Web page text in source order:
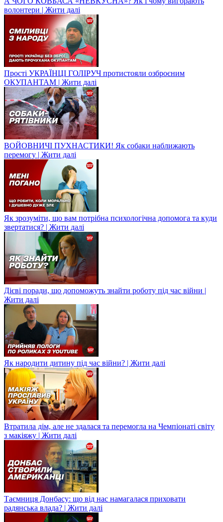
волонтери | Жити далі
Прості УКРАЇНЦІ ГОЛІРУЧ протистояли озброєним
ОКУПАНТАМ | Жити далі
ВОЙОВНИЧІ ПУХНАСТИКИ! Як собаки наближають
перемогу | Жити далі
Як зрозуміти, що вам потрібна психологічна допомога та куди
звертатися? | Жити далі
Дієві поради, що допоможуть знайти роботу під час війни |
Жити далі
Як народити дитину під час війни? | Жити далі
Втратила дім, але не здалася та перемогла на Чемпіонаті світу
з макіяжу | Жити далі
Таємниця Донбасу: що від нас намагалася приховати
радянська влада? | Жити далі